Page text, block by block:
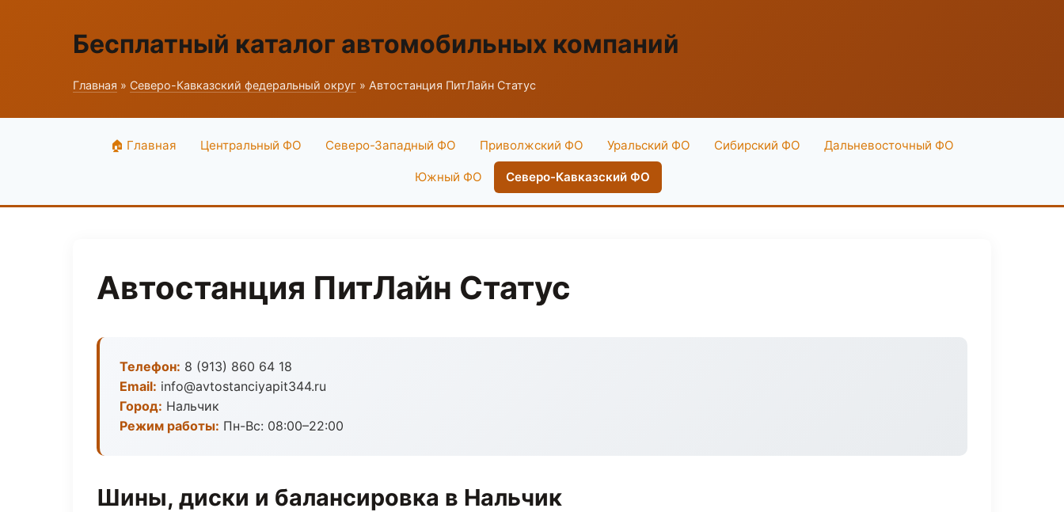
Бесплатный каталог автомобильных компаний
Главная » Северо-Кавказский федеральный округ » Автостанция ПитЛайн Статус
🏠 Главная Центральный ФО Северо-Западный ФО Приволжский ФО Уральский ФО Сибирский ФО Дальневосточный ФО
Южный ФО Северо-Кавказский ФО
Автостанция ПитЛайн Статус
Телефон: 8 (913) 860 64 18
Email: info@avtostanciyapit344.ru
Город: Нальчик
Режим работы: Пн-Вс: 08:00–22:00
Шины, диски и балансировка в Нальчик